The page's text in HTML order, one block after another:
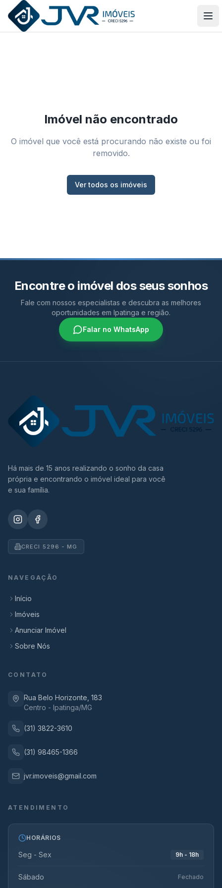
JVR Imóveis
Imóvel não encontrado
O imóvel que você está procurando não existe ou foi
removido.
Ver todos os imóveis
Encontre o imóvel dos seus sonhos
Fale com nossos especialistas e descubra as melhores
oportunidades em Ipatinga e região.
Falar no WhatsApp
Há mais de 15 anos realizando o sonho da casa
própria e encontrando o imóvel ideal para você
e sua família.
CRECI 5296 - MG
NAVEGAÇÃO
Início
Imóveis
Anunciar Imóvel
Sobre Nós
CONTATO
Rua Belo Horizonte, 183
Centro - Ipatinga/MG
(31) 3822-3610
(31) 98465-1366
jvr.imoveis@gmail.com
ATENDIMENTO
HORÁRIOS
Seg - Sex 9h - 18h
Sábado Fechado